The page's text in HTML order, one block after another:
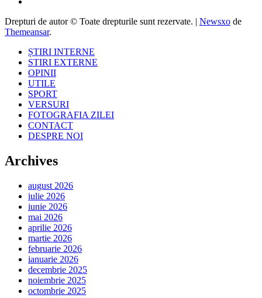
Drepturi de autor © Toate drepturile sunt rezervate. | Newsxo de
Themeansar.
ȘTIRI INTERNE
STIRI EXTERNE
OPINII
UTILE
SPORT
VERSURI
FOTOGRAFIA ZILEI
CONTACT
DESPRE NOI
Archives
august 2026
iulie 2026
iunie 2026
mai 2026
aprilie 2026
martie 2026
februarie 2026
ianuarie 2026
decembrie 2025
noiembrie 2025
octombrie 2025